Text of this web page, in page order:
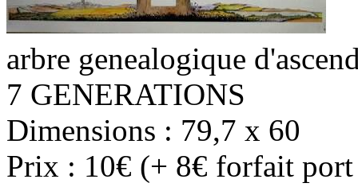
arbre genealogique
7 GENERATIONS
Dimensions : 79,7 x 60
Prix : 10€ (+ 8€ forfait